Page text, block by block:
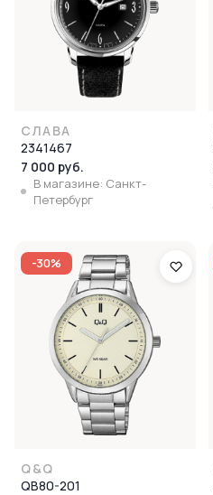
СЛАВА
2341467
7 000 руб.
В магазине: Санкт-
Петербург
-30%
Q&Q
QB80-201